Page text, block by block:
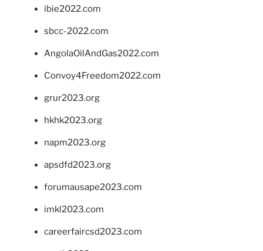
ibie2022.com
sbcc-2022.com
AngolaOilAndGas2022.com
Convoy4Freedom2022.com
grur2023.org
hkhk2023.org
napm2023.org
apsdfd2023.org
forumausape2023.com
imkl2023.com
careerfaircsd2023.com